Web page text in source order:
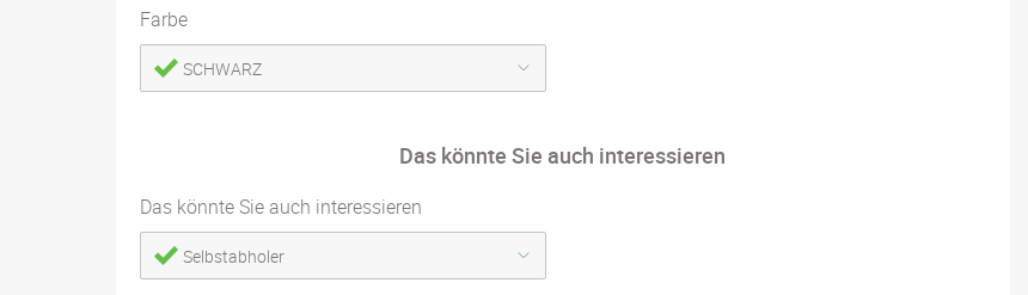
Farbe
SCHWARZ
Das könnte Sie auch interessieren
Das könnte Sie auch interessieren
Selbstabholer